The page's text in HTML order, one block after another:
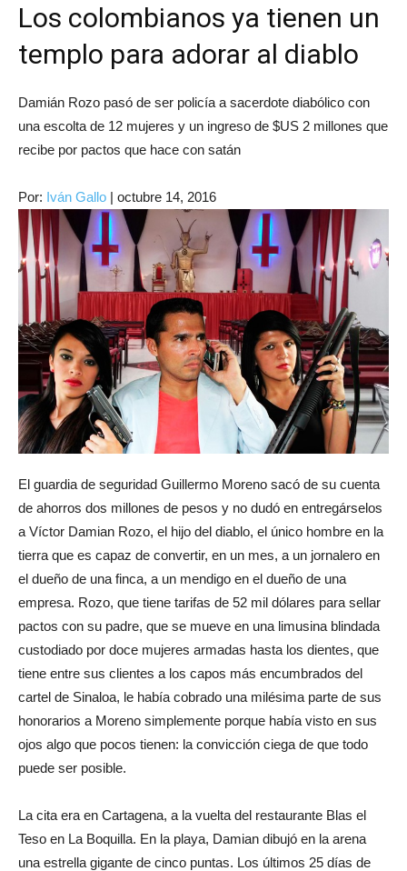
Los colombianos ya tienen un
templo para adorar al diablo
Damián Rozo pasó de ser policía a sacerdote diabólico con
una escolta de 12 mujeres y un ingreso de $US 2 millones que
recibe por pactos que hace con satán
Por: Iván Gallo | octubre 14, 2016
El guardia de seguridad Guillermo Moreno sacó de su cuenta
de ahorros dos millones de pesos y no dudó en entregárselos
a Víctor Damian Rozo, el hijo del diablo, el único hombre en la
tierra que es capaz de convertir, en un mes, a un jornalero en
el dueño de una finca, a un mendigo en el dueño de una
empresa. Rozo, que tiene tarifas de 52 mil dólares para sellar
pactos con su padre, que se mueve en una limusina blindada
custodiado por doce mujeres armadas hasta los dientes, que
tiene entre sus clientes a los capos más encumbrados del
cartel de Sinaloa, le había cobrado una milésima parte de sus
honorarios a Moreno simplemente porque había visto en sus
ojos algo que pocos tienen: la convicción ciega de que todo
puede ser posible.
La cita era en Cartagena, a la vuelta del restaurante Blas el
Teso en La Boquilla. En la playa, Damian dibujó en la arena
una estrella gigante de cinco puntas. Los últimos 25 días de